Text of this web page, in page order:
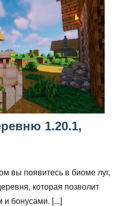
1.20.1,
вы появитесь в биоме луг,
которая позволит
и бонусами. [...]